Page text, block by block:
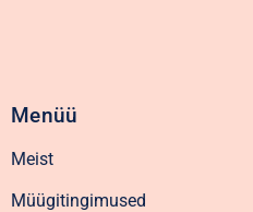
Menüü
Meist
Müügitingimused